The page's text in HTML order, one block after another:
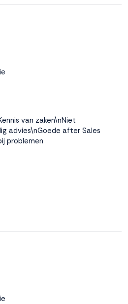
van zaken\nNiet
advies\nGoede after Sales
problemen